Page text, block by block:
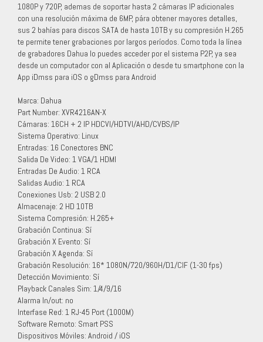
1080P y 720P, ademas de soportar hasta 2 cámaras IP adicionales
con una resolución máxima de 6MP, pára obtener mayores detalles,
sus 2 bahías para discos SATA de hasta 10TB y su compresión H.265
te permite tener grabaciones por largos períodos. Como toda la línea
de grabadores Dahua lo puedes acceder por el sistema P2P, ya sea
desde un computador con al Aplicación o desde tu smartphone con la
App iDmss para iOS o gDmss para Android
Marca: Dahua
Part Number: XVR4216AN-X
Cámaras: 16CH + 2 IP HDCVI/HDTVI/AHD/CVBS/IP
Sistema Operativo: Linux
Entradas: 16 Conectores BNC
Salida De Video: 1 VGA/1 HDMI
Entradas De Audio: 1 RCA
Salidas Audio: 1 RCA
Conexiones Usb: 2 USB 2.0
Almacenaje: 2 HD 10TB
Sistema Compresión: H.265+
Grabación Continua: Sí
Grabación X Evento: Sí
Grabación X Agenda: Sí
Grabación Resolución: 16* 1080N/720/960H/D1/CIF (1-30 fps)
Detección Movimiento: Sí
Playback Canales Sim: 1/4/9/16
Alarma In/out: no
Interfase Red: 1 RJ-45 Port (1000M)
Software Remoto: Smart PSS
Dispositivos Móviles: Android / iOS